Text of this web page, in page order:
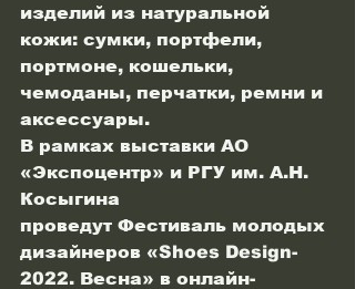
изделий из натуральной
кожи: сумки, портфели,
портмоне, кошельки,
чемоданы, перчатки, ремни и
аксессуары.
В рамках выставки АО
«Экспоцентр» и РГУ им. А.Н.
Косыгина
проведут Фестиваль молодых
дизайнеров «Shoes Design-
2022. Весна» в онлайн-